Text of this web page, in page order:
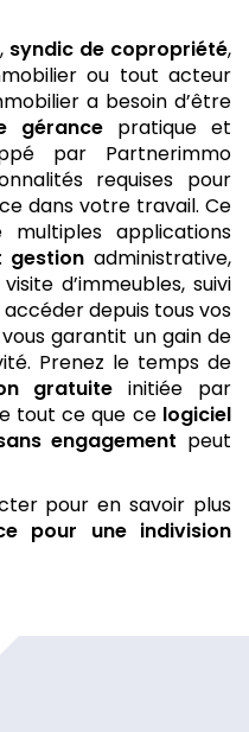
syndic de copropriété,
ou tout acteur
a besoin d’être
gérancepratique et
par Partnerimmo
requises pour
dans votre travail. Ce
applications
gestion administrative,
visite d’immeubles, suivi
depuis tous vos
garantit un gain de
Prenez le temps de
gratuite initiée par
tout ce que ce logiciel
engagement peut
pour en savoir plus
pour une indivision